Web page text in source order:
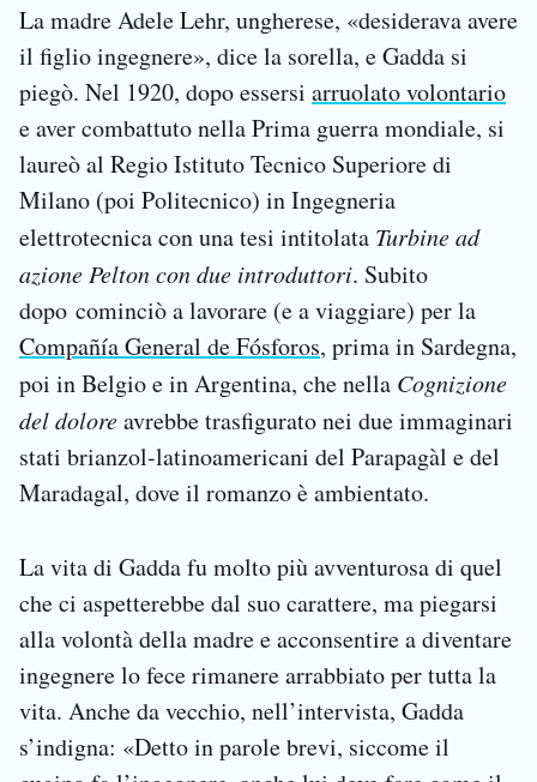
La madre Adele Lehr, ungherese, «desiderava avere
il figlio ingegnere», dice la sorella, e Gadda si
piegò. Nel 1920, dopo essersi arruolato volontario
e aver combattuto nella Prima guerra mondiale, si
laureò al Regio Istituto Tecnico Superiore di
Milano (poi Politecnico) in Ingegneria
elettrotecnica con una tesi intitolata Turbine ad
azione Pelton con due introduttori. Subito
dopo cominciò a lavorare (e a viaggiare) per la
Compañía General de Fósforos, prima in Sardegna,
poi in Belgio e in Argentina, che nella Cognizione
del doloreavrebbe trasfigurato nei due immaginari
stati brianzol-latinoamericani del Parapagàl e del
Maradagal, dove il romanzo è ambientato.
La vita di Gadda fu molto più avventurosa di quel
che ci aspetterebbe dal suo carattere, ma piegarsi
alla volontà della madre e acconsentire a diventare
ingegnere lo fece rimanere arrabbiato per tutta la
vita. Anche da vecchio, nell’intervista, Gadda
s’indigna: «Detto in parole brevi, siccome il